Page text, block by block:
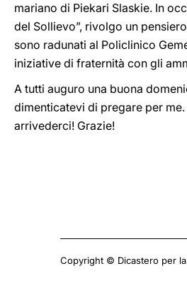
mariano di Piekari Slaskie. In
del Sollievo”, rivolgo un
sono radunati al Policlinico
iniziative di fraternità con gli
A tutti auguro una buona
dimenticatevi di pregare per
arrivederci! Grazie!
Copyright © Dicastero per